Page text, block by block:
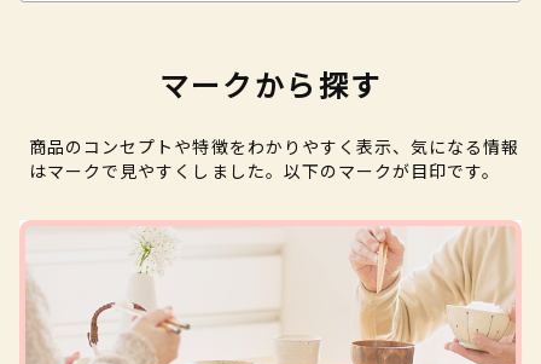
マークから探す
商品のコンセプトや特徴をわかりやすく表示、気になる情報
はマークで見やすくしました。以下のマークが目印です。